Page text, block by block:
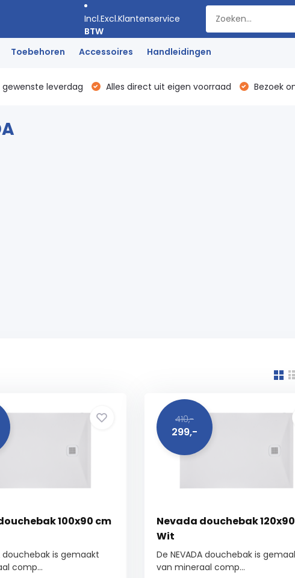
Incl.Excl.
BTW
Klantenservice
Toebehoren Accessoires Handleidingen
leverdag Alles direct uit eigen voorraad Bezoek
100x90 cm
douchebak is gemaakt
comp...
410,-
299,-
Nevada douchebak
Wit
De NEVADA douchebak is
van mineraal comp...